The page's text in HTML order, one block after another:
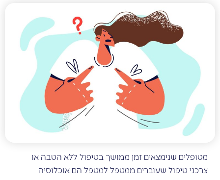
מטופלים שנימצאים זמן ממושך בטיפול ללא הטבה או
צרכני טיפול שעוברים ממטפל למטפל הם אוכלוסיה